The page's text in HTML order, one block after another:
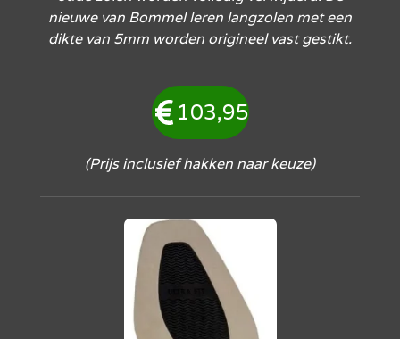
nieuwe van Bommel leren langzolen met een
dikte van 5mm worden origineel vast gestikt.
103,95
(Prijs inclusief hakken naar keuze)